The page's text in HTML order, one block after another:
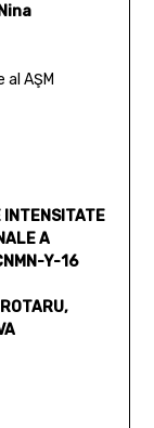
AŞM
INTENSITATE
A
Y-16